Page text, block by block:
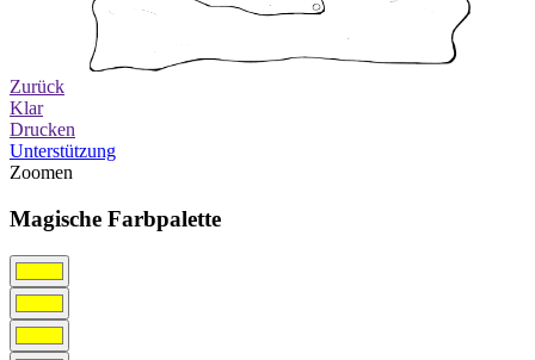
Zurück
Klar
Drucken
Unterstützung
Zoomen
Magische Farbpalette